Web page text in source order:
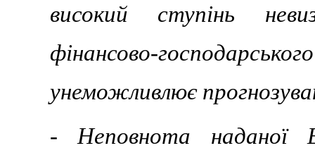
високий ступінь
фінансово-
унеможливлює
- Неповнота наданої